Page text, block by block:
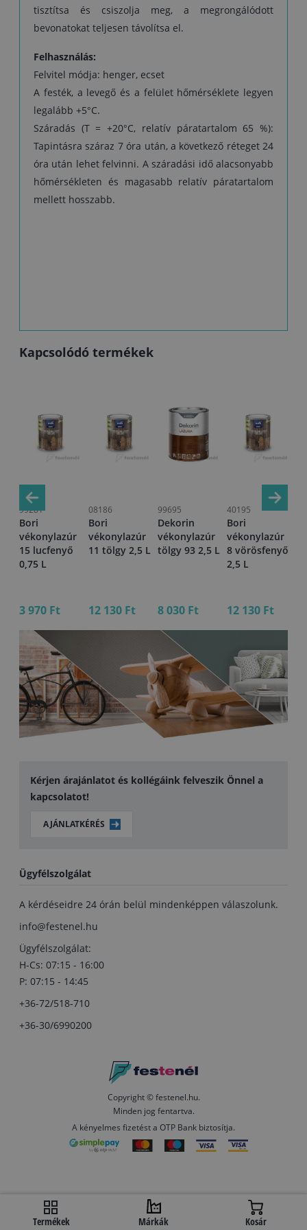
tisztítsa és csiszolja meg, a megrongálódott
bevonatokat teljesen távolítsa el.
Felhasználás:
Felvitel módja: henger, ecset
A festék, a levegő és a felület hőmérséklete legyen
legalább +5°C.
Száradás (T = +20°C, relatív páratartalom 65 %):
Tapintásra száraz 7 óra után, a következő réteget 24
óra után lehet felvinni. A száradási idő alacsonyabb
hőmérsékleten és magasabb relatív páratartalom
mellett hosszabb.
Kapcsolódó termékek
99281
Bori
vékonylazúr
15 lucfenyő
0,75 L
3 970 Ft
08186
Bori
vékonylazúr
11 tölgy 2,5 L
12 130 Ft
99695
Dekorin
vékonylazúr
tölgy 93 2,5 L
8 030 Ft
40195
Bori
vékonylazúr
8 vörösfenyő
2,5 L
12 130 Ft
Kérjen árajánlatot és kollégáink felveszik Önnel a
kapcsolatot!
AJÁNLATKÉRÉS
Ügyfélszolgálat
A kérdéseidre 24 órán belül mindenképpen válaszolunk.
info@festenel.hu
Ügyfélszolgálat:
H-Cs: 07:15 - 16:00
P: 07:15 - 14:45
+36-72/518-710
+36-30/6990200
Copyright © festenel.hu.
Minden jog fentartva.
A kényelmes fizetést a OTP Bank biztosítja.
Termékek Márkák Kosár